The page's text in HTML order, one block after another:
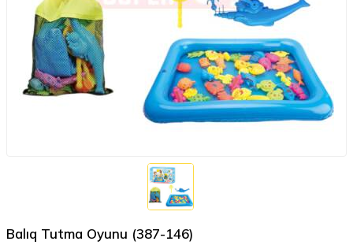
Balıq Tutma Oyunu (387-146)